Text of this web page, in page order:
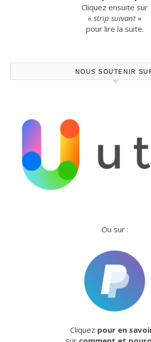
Cliquez ensuite sur
« strip suivant»
pour lire la suite.
NOUS SOUTENIR
Ou sur :
Cliquez pour en